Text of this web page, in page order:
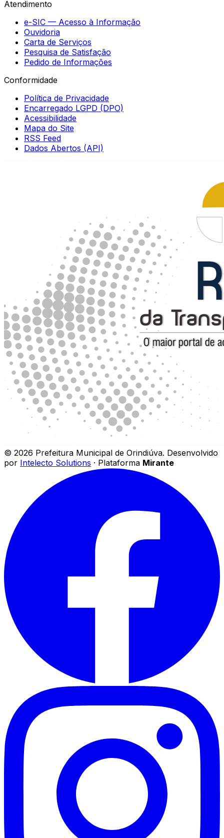
Atendimento
e-SIC — Acesso à Informação
Ouvidoria
Carta de Serviços
Pesquisa de Satisfação
Pedido de Informações
Conformidade
Política de Privacidade
Encarregado LGPD (DPO)
Acessibilidade
Mapa do Site
RSS Feed
Dados Abertos (API)
© 2026 Prefeitura Municipal de Orindiúva. Desenvolvido
por Intelecto Solutions · Plataforma Mirante